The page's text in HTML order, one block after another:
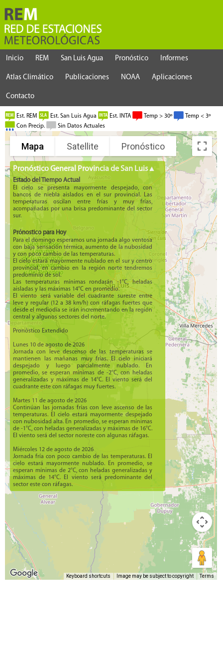
Inicio REM San Luis Agua Pronóstico Informes
Atlas Climático Publicaciones NOAA Aplicaciones
Contacto
Est. REM Est. San Luis Agua Est. INTA Temp > 30º
Temp < 3º
Con Precip.
Sin Datos Actuales
Pronóstico General Provincia de San Luis▲
Estado del Tiempo Actual
El cielo se presenta mayormente despejado, con
bancos de niebla aislados en el sur provincial. Las
temperaturas oscilan entre frías y muy frías,
acompañadas por una brisa predominante del sector
sur.
Prónostico para Hoy
Para el domingo esperamos una jornada algo ventosa
con baja sensación térmica, aumento de la nubosidad
y con poco cambio de las temperaturas.
El cielo estará mayormente nublado en el sur y centro
provincial, en cambio en la región norte tendremos
predominio de sol.
Las temperaturas mínimas rondarán -1°C, heladas
aisladas y las máximas 14°C en promedio.
El viento será variable del cuadrante sureste entre
leve y regular (12 a 38 km/h) con ráfagas fuertes que
desde el mediodía se irán incrementando en la región
central y algunos sectores del norte.
Pronóstico Extendido
Lunes 10 de agosto de 2026
Jornada con leve descenso de las temperaturas se
mantienen las mañanas muy frías. El cielo iniciará
despejado y luego parcialmente nublado. En
promedio, se esperan mínimas de -2°C, con heladas
generalizadas y máximas de 14°C. El viento será del
cuadrante este con ráfagas muy fuertes.
Martes 11 de agosto de 2026
Continúan las jornadas frías con leve ascenso de las
temperaturas. El cielo estará mayormente despejado
con nubosidad alta. En promedio, se esperan mínimas
de -1°C, con heladas generalizadas y máximas de 16°C.
El viento será del sector noreste con algunas ráfagas.
Miércoles 12 de agosto de 2026
Jornada fría con poco cambio de las temperaturas. El
cielo estará mayormente nublado. En promedio, se
esperan mínimas de 2°C, con heladas generalizadas y
máximas de 14°C. El viento será predominante del
sector este con ráfagas.
Mapa Satellite Pronóstico
Keyboard shortcuts Image may be subject to copyright Terms